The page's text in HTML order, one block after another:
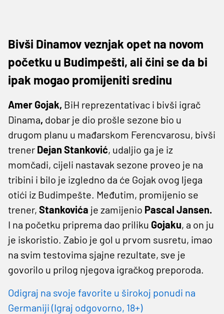
Bivši Dinamov veznjak opet na novom
početku u Budimpešti, ali čini se da bi
ipak mogao promijeniti sredinu
Amer Gojak, BiH reprezentativac i bivši igrač
Dinama, dobar je dio prošle sezone bio u
drugom planu u mađarskom Ferencvarosu, bivši
trener Dejan Stanković, udaljio ga je iz
momčadi, cijeli nastavak sezone proveo je na
tribini i bilo je izgledno da će Gojak ovog ljega
otići iz Budimpešte. Međutim, promijenio se
trener, Stankovića je zamijenio Pascal Jansen.
I na početku priprema dao priliku Gojaku, a on ju
je iskoristio. Zabio je gol u prvom susretu, imao
na svim testovima sjajne rezultate, sve je
govorilo u prilog njegova igračkog preporoda.
Odigraj na svoje favorite u širokoj ponudi na
Germaniji (Igraj odgovorno, 18+)